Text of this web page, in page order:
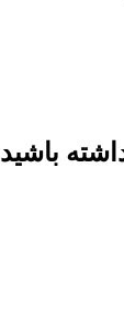
باشید